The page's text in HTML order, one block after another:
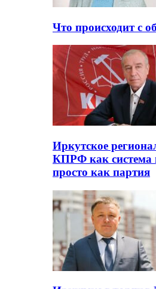
Что происходит с
Иркутское
КПРФ как система
просто как партия